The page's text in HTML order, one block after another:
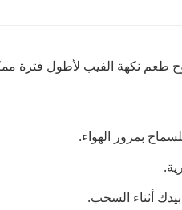
بمرور الهواء.
أثناء السحب.